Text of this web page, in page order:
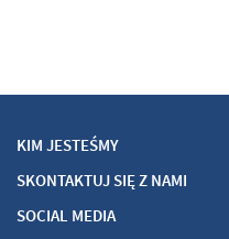
KIM JESTEŚMY
SKONTAKTUJ SIĘ Z NAMI
SOCIAL MEDIA